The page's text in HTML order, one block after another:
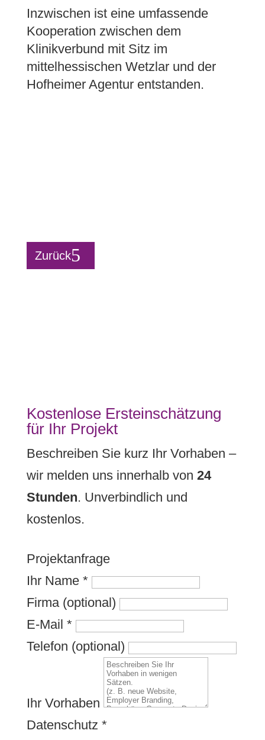
Inzwischen ist eine umfassende
Kooperation zwischen dem
Klinikverbund mit Sitz im
mittelhessischen Wetzlar und der
Hofheimer Agentur entstanden.
Zurück
Kostenlose Ersteinschätzung
für Ihr Projekt
Beschreiben Sie kurz Ihr Vorhaben –
wir melden uns innerhalb von 24
Stunden. Unverbindlich und
kostenlos.
Projektanfrage
Ihr Name *
Firma (optional)
E-Mail *
Telefon (optional)
Ihr Vorhaben
Datenschutz *